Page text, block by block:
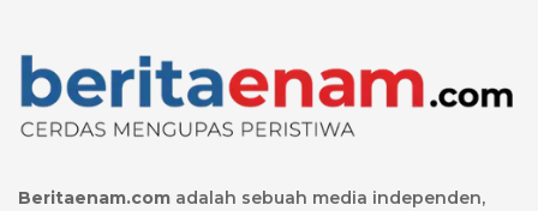
Beritaenam.com adalah sebuah media independen,